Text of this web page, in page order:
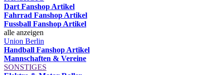
Dart Fanshop Artikel
Fahrrad Fanshop Artikel
Fussball Fanshop Artikel
alle anzeigen
Union Berlin
Handball Fanshop Artikel
Mannschaften & Vereine
SONSTIGES